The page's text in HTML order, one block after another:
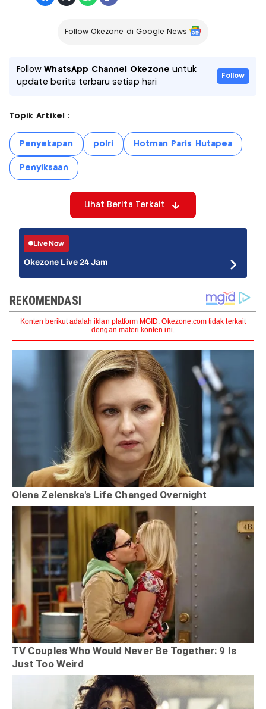
Follow Okezone di Google News
FollowWhatsApp Channel Okezone untuk
update berita terbaru setiap hari
Follow
Topik Artikel :
Penyekapan polri Hotman Paris Hutapea
Penyiksaan
Lihat Berita Terkait
Live Now
Okezone Live 24 Jam